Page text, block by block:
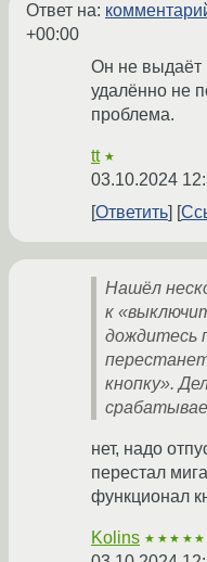
Ответ на:
+00:00
Он не выдаёт
удалённо не
проблема.
tt ★
03.10.2024
Ответить
Нашёл
к
дождитесь
кнопку».
нет, надо
перестал
функционал
Kolins ★★★★★